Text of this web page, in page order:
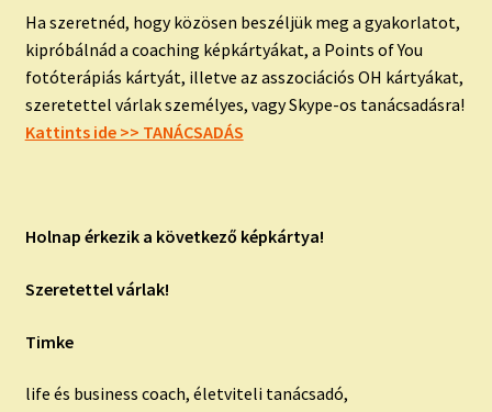
Ha szeretnéd, hogy közösen beszéljük meg a gyakorlatot,
kipróbálnád a coaching képkártyákat, a Points of You
fotóterápiás kártyát, illetve az asszociációs OH kártyákat,
szeretettel várlak személyes, vagy Skype-os tanácsadásra!
Kattints ide >> TANÁCSADÁS
Holnap érkezik a következő képkártya!
Szeretettel várlak!
Timke
life és business coach, életviteli tanácsadó,